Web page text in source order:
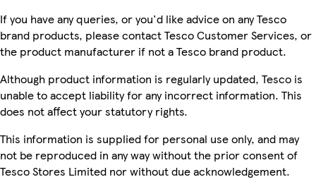
If you have any queries, or you'd like advice on any Tesco
brand products, please contact Tesco Customer Services, or
the product manufacturer if not a Tesco brand product.
Although product information is regularly updated, Tesco is
unable to accept liability for any incorrect information. This
does not affect your statutory rights.
This information is supplied for personal use only, and may
not be reproduced in any way without the prior consent of
Tesco Stores Limited nor without due acknowledgement.